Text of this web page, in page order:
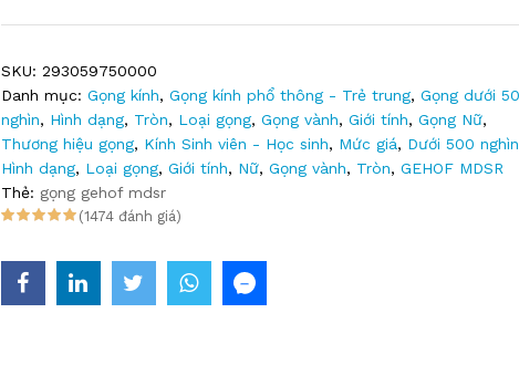
SKU: 293059750000
Danh mục: Gọng kính, Gọng kính phổ thông - Trẻ trung, Gọng dưới
nghìn, Hình dạng, Tròn, Loại gọng, Gọng vành, Giới tính, Gọng Nữ,
Thương hiệu gọng, Kính Sinh viên - Học sinh, Mức giá, Dưới 500 nghìn
Hình dạng, Loại gọng, Giới tính, Nữ, Gọng vành, Tròn, GEHOF MDSR
Thẻ: gọng gehof mdsr
(1474 đánh giá)